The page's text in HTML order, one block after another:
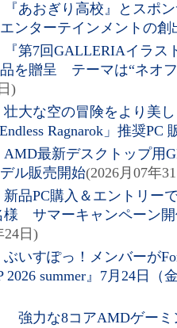
『あおぎり高校』とスポ
ンターテインメントの創
『第7回GALLERIAイラ
を贈呈 テーマは“ネオ
)
壮大な空の冒険をより美
Ragnarok」推奨PC
AMD最新デスクトップ
ル販売開始(2026月07年
新品PC購入＆エントリー
サマーキャンペーン
24日)
ぶいすぽっ！メンバーが
2026 summer』7月24日（
強力な8コアAMDゲー